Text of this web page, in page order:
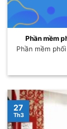
Phần mềm
Phần mềm
27
Th3